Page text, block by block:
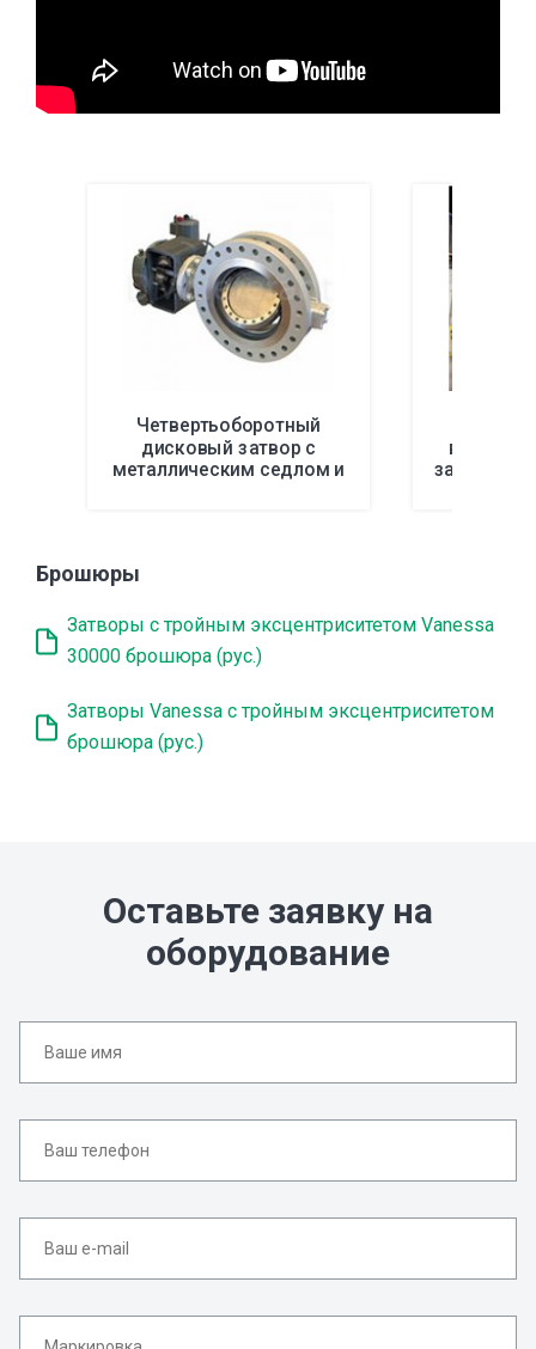
Четвертьоборотный
дисковый затвор с
металлическим седлом и
затворы с
Брошюры
Затворы с тройным эксцентриситетом Vanessa
30000 брошюра (рус.)
Затворы Vanessa с тройным эксцентриситетом
брошюра (рус.)
Оставьте заявку на
оборудование